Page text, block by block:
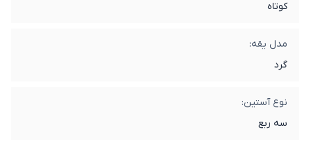
کوتاه
مدل یقه:
گرد
نوع آستین:
سه ربع